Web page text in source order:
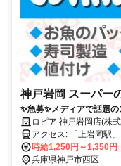
神戸岩岡 スーパー
✨急募✨メディアで話題
活躍中！髪色自由！土日
ロピア 神戸岩岡店(株
アクセス: 「上岩岡駅」よりバス8分 「福吉(西区)バス停」より徒歩2
分
時給1,250円～1,350円
兵庫県神戸市西区